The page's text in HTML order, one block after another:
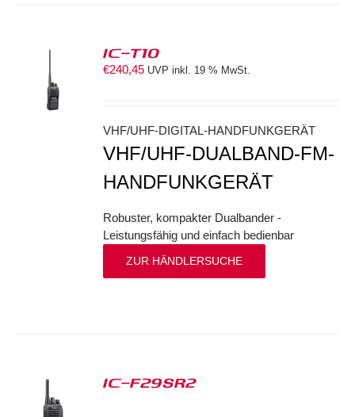
IC-T10
€240,45 UVP inkl. 19 % MwSt.
VHF/UHF-DIGITAL-HANDFUNKGERÄT
VHF/UHF-DUALBAND-FM-
HANDFUNKGERÄT
Robuster, kompakter Dualbander -
Leistungsfähig und einfach bedienbar
ZUR HÄNDLERSUCHE
IC-F29SR2